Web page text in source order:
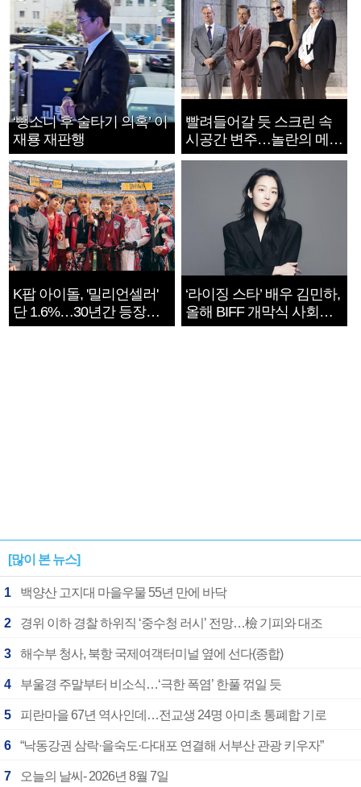
‘뺑소니 후 술타기 의혹’ 이
재룡 재판행
빨려들어갈 듯 스크린 속
시공간 변주…놀란의 메시
지는 ‘전쟁 속죄’
K팝 아이돌, '밀리언셀러'
단 1.6%…30년간 등장
1182개팀 전수조사
‘라이징 스타’ 배우 김민하,
올해 BIFF 개막식 사회자
확정
[많이 본 뉴스]
1 백양산 고지대 마을우물 55년 만에 바닥
2 경위 이하 경찰 하위직 ‘중수청 러시’ 전망…檢 기피와 대조
3 해수부 청사, 북항 국제여객터미널 옆에 선다(종합)
4 부울경 주말부터 비소식…‘극한 폭염’ 한풀 꺾일 듯
5 피란마을 67년 역사인데…전교생 24명 아미초 통폐합 기로
6 “낙동강권 삼락·을숙도·다대포 연결해 서부산 관광 키우자”
7 오늘의 날씨- 2026년 8월 7일